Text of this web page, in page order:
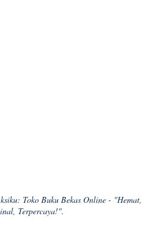
Toko Buku Bekas Online - "Hemat,
Terpercaya!".